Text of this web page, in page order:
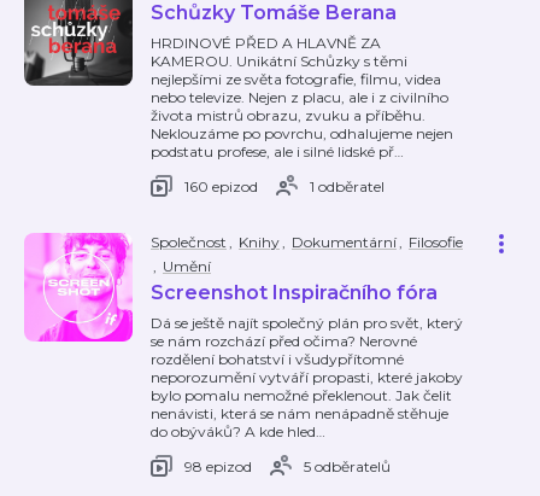
Schůzky Tomáše Berana
HRDINOVÉ PŘED A HLAVNĚ ZA
KAMEROU. Unikátní Schůzky s těmi
nejlepšími ze světa fotografie, filmu, videa
nebo televize. Nejen z placu, ale i z civilního
života mistrů obrazu, zvuku a příběhu.
Neklouzáme po povrchu, odhalujeme nejen
podstatu profese, ale i silné lidské př…
160 epizod
1 odběratel
Společnost , Knihy, Dokumentární, Filosofie
, Umění
Screenshot Inspiračního fóra
Dá se ještě najít společný plán pro svět, který
se nám rozchází před očima? Nerovné
rozdělení bohatství i všudypřítomné
neporozumění vytváří propasti, které jakoby
bylo pomalu nemožné překlenout. Jak čelit
nenávisti, která se nám nenápadně stěhuje
do obýváků? A kde hled…
98 epizod
5 odběratelů